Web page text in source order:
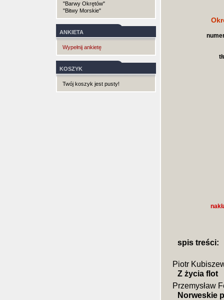
"Barwy Okrętów"
"Bitwy Morskie"
ANKIETA
Wypełnij ankietę
KOSZYK
Twój koszyk jest pusty!
spis treści:
Piotr
Z życia flot
Przemysław
Norweskie